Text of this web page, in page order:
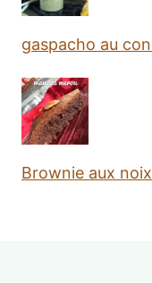
gaspacho au
Brownie aux